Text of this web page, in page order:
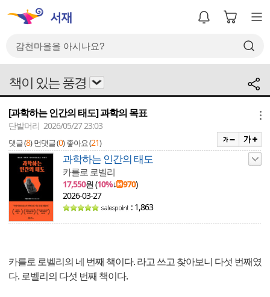
책이 있는 풍경
[과학하는 인간의 태도] 과학의 목표
단발머리 2026/05/27 23:03
댓글 (8) 먼댓글 (0) 좋아요 (21)
과학하는 인간의 태도
카를로 로벨리
17,550원 (10%↓ 970)
2026-03-27
: 1,863
카를로 로벨리의 네 번째 책이다. 라고 쓰고 찾아보니 다섯 번째였
다. 로벨리의 다섯 번째 책이다.